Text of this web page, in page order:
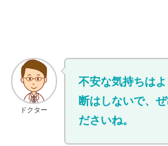
ドクター
不安な気持ちは
断はしないで、
ださいね。